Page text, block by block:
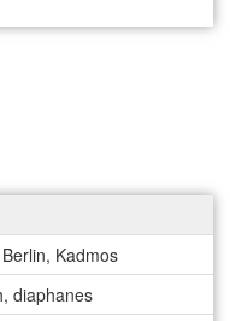
Kadmos
diaphanes